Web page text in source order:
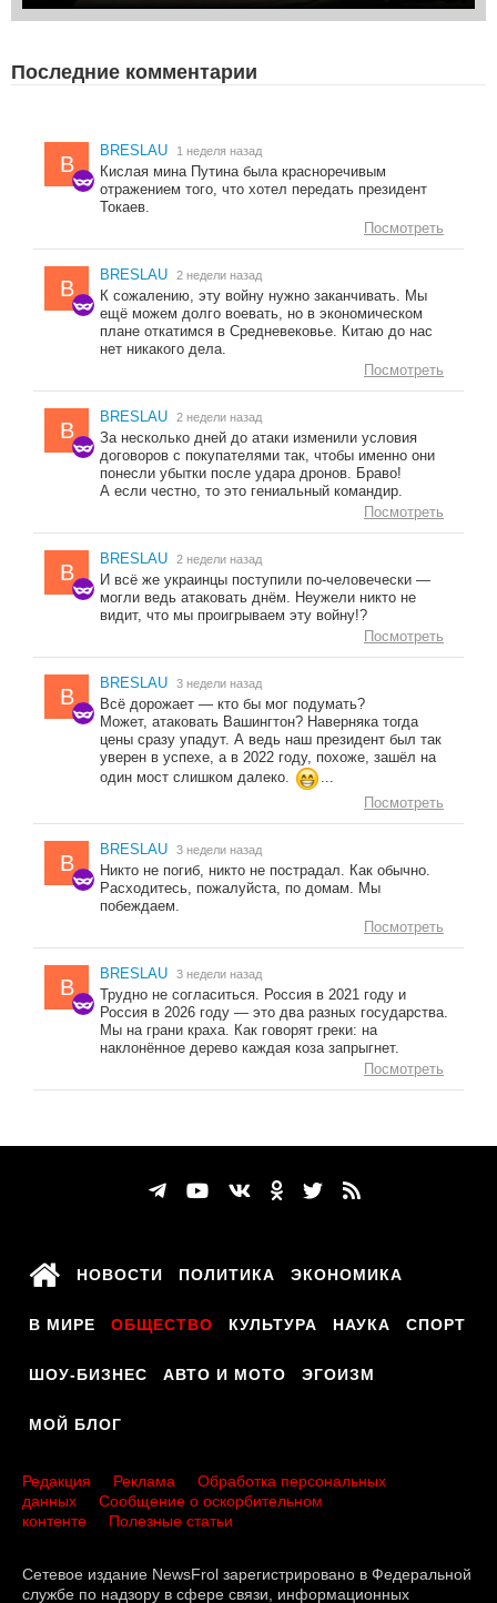
Последние комментарии
B
BRESLAU 1 неделя назад
Кислая мина Путина была красноречивым
отражением того, что хотел передать президент
Токаев.
Посмотреть
B
BRESLAU 2 недели назад
К сожалению, эту войну нужно заканчивать. Мы
ещё можем долго воевать, но в экономическом
плане откатимся в Средневековье. Китаю до нас
нет никакого дела.
Посмотреть
B
BRESLAU 2 недели назад
За несколько дней до атаки изменили условия
договоров с покупателями так, чтобы именно они
понесли убытки после удара дронов. Браво!
А если честно, то это гениальный командир.
Посмотреть
B
BRESLAU 2 недели назад
И всё же украинцы поступили по-человечески —
могли ведь атаковать днём. Неужели никто не
видит, что мы проигрываем эту войну!?
Посмотреть
B
BRESLAU 3 недели назад
Всё дорожает — кто бы мог подумать?
Может, атаковать Вашингтон? Наверняка тогда
цены сразу упадут. А ведь наш президент был так
уверен в успехе, а в 2022 году, похоже, зашёл на
один мост слишком далеко.
...
Посмотреть
B
BRESLAU 3 недели назад
Никто не погиб, никто не пострадал. Как обычно.
Расходитесь, пожалуйста, по домам. Мы
побеждаем.
Посмотреть
B
BRESLAU 3 недели назад
Трудно не согласиться. Россия в 2021 году и
Россия в 2026 году — это два разных государства.
Мы на грани краха. Как говорят греки: на
наклонённое дерево каждая коза запрыгнет.
Посмотреть
НОВОСТИ ПОЛИТИКА ЭКОНОМИКА
В МИРЕ ОБЩЕСТВО КУЛЬТУРА НАУКА СПОРТ
ШОУ-БИЗНЕС АВТО И МОТО ЭГОИЗМ
МОЙ БЛОГ
Редакция Реклама
Обработка персональных
данных
Сообщение о оскорбительном
контенте
Полезные статьи
Сетевое издание NewsFrol зарегистрировано в Федеральной
службе по надзору в сфере связи, информационных